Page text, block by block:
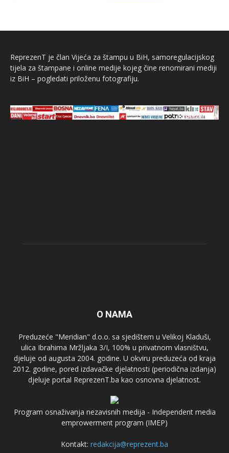
ReprezenT je član Vijeća za štampu u BiH, samoregulacijskog
tijela za štampane i online medije kojeg čine renomirani mediji
iz BiH – pogledati priloženu fotografiju.
O NAMA
Preduzeće "Meridian" d.o.o. sa sjedištem u Velikoj Kladuši,
ulica Ibrahima Mržljaka 3/I, 100% u privatnom vlasništvu,
djeluje od augusta 2004. godine. U okviru preduzeća od kraja
2012. godine, pored izdavačke djelatnosti (periodična izdanja)
djeluje portal ReprezenT.ba kao osnovna djelatnost.
Program osnaživanja nezavisnih medija - Independent media
emprowerment program (IMEP)
Kontakt: redakcija@reprezent.ba